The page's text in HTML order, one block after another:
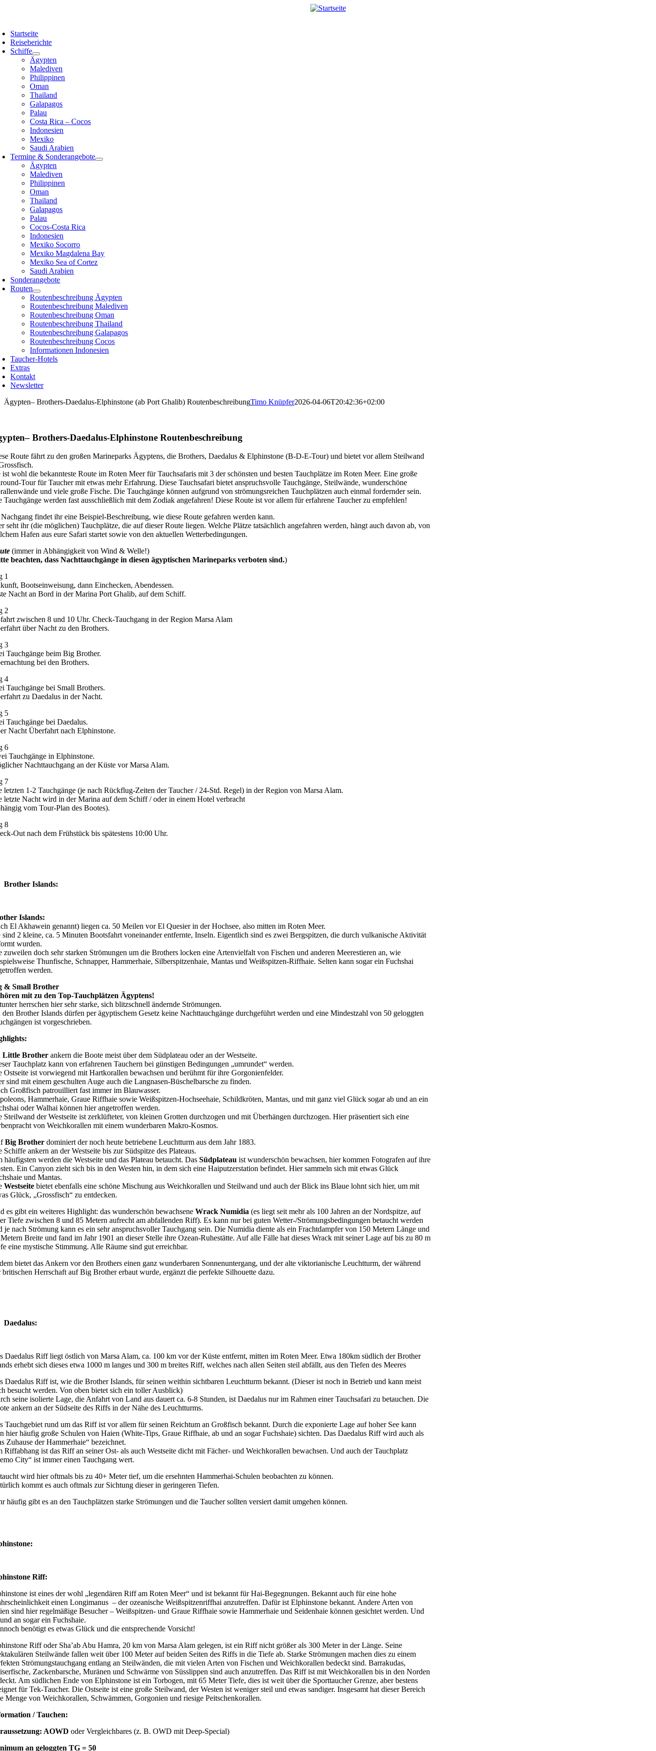
Startseite
Reiseberichte
Schiffe
Ägypten
Malediven
Philippinen
Oman
Thailand
Galapagos
Palau
Costa Rica – Cocos
Indonesien
Mexiko
Saudi Arabien
Termine & Sonderangebote
Ägypten
Malediven
Philippinen
Oman
Thailand
Galapagos
Palau
Cocos-Costa Rica
Indonesien
Mexiko Socorro
Mexiko Magdalena Bay
Mexiko Sea of Cortez
Saudi Arabien
Sonderangebote
Routen
Routenbeschreibung Ägypten
Routenbeschreibung Malediven
Routenbeschreibung Oman
Routenbeschreibung Thailand
Routenbeschreibung Galapagos
Routenbeschreibung Cocos
Informationen Indonesien
Taucher-Hotels
Extras
Kontakt
Newsletter
Ägypten– Brothers-Daedalus-Elphinstone (ab Port Ghalib) RoutenbeschreibungTimo Knüpfer2026-04-06T20:42:36+02:00
Brothers-Daedalus-Elphinstone Routenbeschreibung
Route fährt zu den großen Marineparks Ägyptens, die Brothers, Daedalus & Elphinstone (B-D-E-Tour) und bietet vor allem Steilwand
ist wohl die bekannteste Route im Roten Meer für Tauchsafaris mit 3 der schönsten und besten Tauchplätze im Roten Meer. Eine große
Tour für Taucher mit etwas mehr Erfahrung. Diese Tauchsafari bietet anspruchsvolle Tauchgänge, Steilwände, wunderschöne
und viele große Fische. Die Tauchgänge können aufgrund von strömungsreichen Tauchplätzen auch einmal fordernder sein.
Tauchgänge werden fast ausschließlich mit dem Zodiak angefahren! Diese Route ist vor allem für erfahrene Taucher zu empfehlen!
findet ihr eine Beispiel-Beschreibung, wie diese Route gefahren werden kann.
seht ihr (die möglichen) Tauchplätze, die auf dieser Route liegen. Welche Plätze tatsächlich angefahren werden, hängt auch davon ab, von
Hafen aus eure Safari startet sowie von den aktuellen Wetterbedingungen.
(immer in Abhängigkeit von Wind & Welle!)
beachten, dass Nachttauchgänge in diesen ägyptischen Marineparks verboten sind.)
1
Bootseinweisung, dann Einchecken, Abendessen.
Nacht an Bord in der Marina Port Ghalib, auf dem Schiff.
2
zwischen 8 und 10 Uhr. Check-Tauchgang in der Region Marsa Alam
über Nacht zu den Brothers.
3
Tauchgänge beim Big Brother.
bei den Brothers.
4
Tauchgänge bei Small Brothers.
zu Daedalus in der Nacht.
5
Tauchgänge bei Daedalus.
Nacht Überfahrt nach Elphinstone.
6
Tauchgänge in Elphinstone.
Nachttauchgang an der Küste vor Marsa Alam.
7
letzten 1-2 Tauchgänge (je nach Rückflug-Zeiten der Taucher / 24-Std. Regel) in der Region von Marsa Alam.
letzte Nacht wird in der Marina auf dem Schiff / oder in einem Hotel verbracht
vom Tour-Plan des Bootes).
8
Out nach dem Frühstück bis spätestens 10:00 Uhr.
Brother Islands:
Islands:
El Akhawein genannt) liegen ca. 50 Meilen vor El Quesier in der Hochsee, also mitten im Roten Meer.
sind 2 kleine, ca. 5 Minuten Bootsfahrt voneinander entfernte, Inseln. Eigentlich sind es zwei Bergspitzen, die durch vulkanische Aktivität
wurden.
zuweilen doch sehr starken Strömungen um die Brothers locken eine Artenvielfalt von Fischen und anderen Meerestieren an, wie
Thunfische, Schnapper, Hammerhaie, Silberspitzenhaie, Mantas und Weißspitzen-Riffhaie. Selten kann sogar ein Fuchshai
werden.
& Small Brother
mit zu den Top-Tauchplätzen Ägyptens!
herrschen hier sehr starke, sich blitzschnell ändernde Strömungen.
Brother Islands dürfen per ägyptischem Gesetz keine Nachttauchgänge durchgeführt werden und eine Mindestzahl von 50 geloggten
ist vorgeschrieben.
Little Brother ankern die Boote meist über dem Südplateau oder an der Westseite.
Tauchplatz kann von erfahrenen Tauchern bei günstigen Bedingungen „umrundet“ werden.
Ostseite ist vorwiegend mit Hartkorallen bewachsen und berühmt für ihre Gorgonienfelder.
sind mit einem geschulten Auge auch die Langnasen-Büschelbarsche zu finden.
Großfisch patrouilliert fast immer im Blauwasser.
Hammerhaie, Graue Riffhaie sowie Weißspitzen-Hochseehaie, Schildkröten, Mantas, und mit ganz viel Glück sogar ab und an ein
oder Walhai können hier angetroffen werden.
Steilwand der Westseite ist zerklüfteter, von kleinen Grotten durchzogen und mit Überhängen durchzogen. Hier präsentiert sich eine
von Weichkorallen mit einem wunderbaren Makro-Kosmos.
Big Brother dominiert der noch heute betriebene Leuchtturm aus dem Jahr 1883.
Schiffe ankern an der Westseite bis zur Südspitze des Plateaus.
häufigsten werden die Westseite und das Plateau betaucht. DasSüdplateauist wunderschön bewachsen, hier kommen Fotografen auf ihre
Ein Canyon zieht sich bis in den Westen hin, in dem sich eine Haiputzerstation befindet. Hier sammeln sich mit etwas Glück
und Mantas.
Westseite bietet ebenfalls eine schöne Mischung aus Weichkorallen und Steilwand und auch der Blick ins Blaue lohnt sich hier, um mit
Glück, „Grossfisch“ zu entdecken.
es gibt ein weiteres Highlight: das wunderschön bewachseneWrack Numidia (es liegt seit mehr als 100 Jahren an der Nordspitze, auf
Tiefe zwischen 8 und 85 Metern aufrecht am abfallenden Riff). Es kann nur bei guten Wetter-/Strömungsbedingungen betaucht werden
je nach Strömung kann es ein sehr anspruchsvoller Tauchgang sein. Die Numidia diente als ein Frachtdampfer von 150 Metern Länge und
Breite und fand im Jahr 1901 an dieser Stelle ihre Ozean-Ruhestätte. Auf alle Fälle hat dieses Wrack mit seiner Lage auf bis zu 80 m
eine mystische Stimmung. Alle Räume sind gut erreichbar.
bietet das Ankern vor den Brothers einen ganz wunderbaren Sonnenuntergang, und der alte viktorianische Leuchtturm, der während
britischen Herrschaft auf Big Brother erbaut wurde, ergänzt die perfekte Silhouette dazu.
Daedalus:
Daedalus Riff liegt östlich von Marsa Alam, ca. 100 km vor der Küste entfernt, mitten im Roten Meer. Etwa 180km südlich der Brother
erhebt sich dieses etwa 1000 m langes und 300 m breites Riff, welches nach allen Seiten steil abfällt, aus den Tiefen des Meeres
Daedalus Riff ist, wie die Brother Islands, für seinen weithin sichtbaren Leuchtturm bekannt. (Dieser ist noch in Betrieb und kann meist
besucht werden. Von oben bietet sich ein toller Ausblick)
seine isolierte Lage, die Anfahrt von Land aus dauert ca. 6-8 Stunden, ist Daedalus nur im Rahmen einer Tauchsafari zu betauchen. Die
ankern an der Südseite des Riffs in der Nähe des Leuchtturms.
Tauchgebiet rund um das Riff ist vor allem für seinen Reichtum an Großfisch bekannt. Durch die exponierte Lage auf hoher See kann
hier häufig große Schulen von Haien (White-Tips, Graue Riffhaie, ab und an sogar Fuchshaie) sichten. Das Daedalus Riff wird auch als
Zuhause der Hammerhaie“ bezeichnet.
Riffabhang ist das Riff an seiner Ost- als auch Westseite dicht mit Fächer- und Weichkorallen bewachsen. Und auch der Tauchplatz
City“ ist immer einen Tauchgang wert.
wird hier oftmals bis zu 40+ Meter tief, um die ersehnten Hammerhai-Schulen beobachten zu können.
kommt es auch oftmals zur Sichtung dieser in geringeren Tiefen.
häufig gibt es an den Tauchplätzen starke Strömungen und die Taucher sollten versiert damit umgehen können.
Riff:
ist eines der wohl „legendären Riff am Roten Meer“ und ist bekannt für Hai-Begegnungen. Bekannt auch für eine hohe
einen Longimanus – der ozeanische Weißspitzenriffhai anzutreffen. Dafür ist Elphinstone bekannt. Andere Arten von
sind hier regelmäßige Besucher – Weißspitzen- und Graue Riffhaie sowie Hammerhaie und Seidenhaie können gesichtet werden. Und
an sogar ein Fuchshaie.
benötigt es etwas Glück und die entsprechende Vorsicht!
Riff oder Sha’ab Abu Hamra, 20 km von Marsa Alam gelegen, ist ein Riff nicht größer als 300 Meter in der Länge. Seine
Steilwände fallen weit über 100 Meter auf beiden Seiten des Riffs in die Tiefe ab. Starke Strömungen machen dies zu einem
Strömungstauchgang entlang an Steilwänden, die mit vielen Arten von Fischen und Weichkorallen bedeckt sind. Barrakudas,
Zackenbarsche, Muränen und Schwärme von Süsslippen sind auch anzutreffen. Das Riff ist mit Weichkorallen bis in den Norden
Am südlichen Ende von Elphinstone ist ein Torbogen, mit 65 Meter Tiefe, dies ist weit über die Sporttaucher Grenze, aber bestens
für Tek-Taucher. Die Ostseite ist eine große Steilwand, der Westen ist weniger steil und etwas sandiger. Insgesamt hat dieser Bereich
Menge von Weichkorallen, Schwämmen, Gorgonien und riesige Peitschenkorallen.
/ Tauchen:
AOWD oder Vergleichbares (z. B. OWD mit Deep-Special)
an geloggten TG = 50